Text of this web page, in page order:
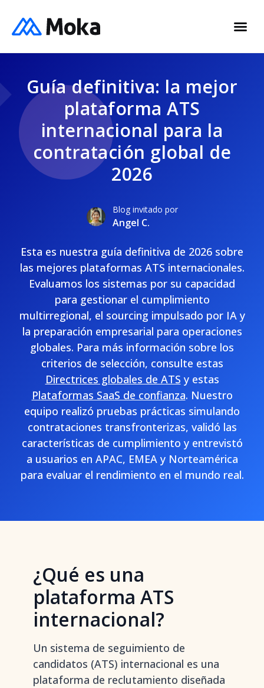
Guía definitiva: la mejor
plataforma ATS
internacional para la
contratación global de
2026
Blog invitado por
Angel C.
Esta es nuestra guía definitiva de 2026 sobre
las mejores plataformas ATS internacionales.
Evaluamos los sistemas por su capacidad
para gestionar el cumplimiento
multirregional, el sourcing impulsado por IA y
la preparación empresarial para operaciones
globales. Para más información sobre los
criterios de selección, consulte estas
Directrices globales de ATS y estas
Plataformas SaaS de confianza. Nuestro
equipo realizó pruebas prácticas simulando
contrataciones transfronterizas, validó las
características de cumplimiento y entrevistó
a usuarios en APAC, EMEA y Norteamérica
para evaluar el rendimiento en el mundo real.
¿Qué es una
plataforma ATS
internacional?
Un sistema de seguimiento de
candidatos (ATS) internacional es una
plataforma de reclutamiento diseñada